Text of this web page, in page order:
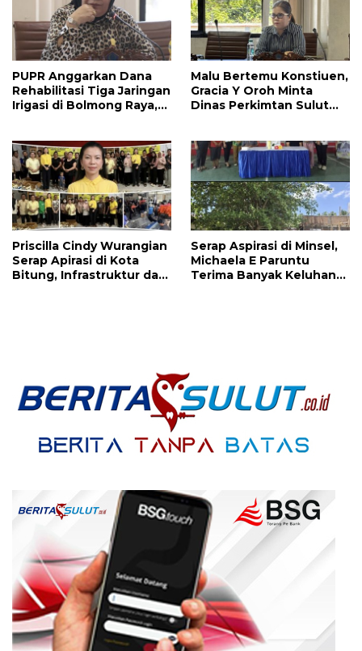
PUPR Anggarkan Dana
Rehabilitasi Tiga Jaringan
Irigasi di Bolmong Raya,
Malu Bertemu Konstiuen,
Gracia Y Oroh Minta
Dinas Perkimtan Sulut
Jalan di Tandengan I
Priscilla Cindy Wurangian
Serap Apirasi di Kota
Bitung, Infrastruktur dan
Serap Aspirasi di Minsel,
Michaela E Paruntu
Terima Banyak Keluhan